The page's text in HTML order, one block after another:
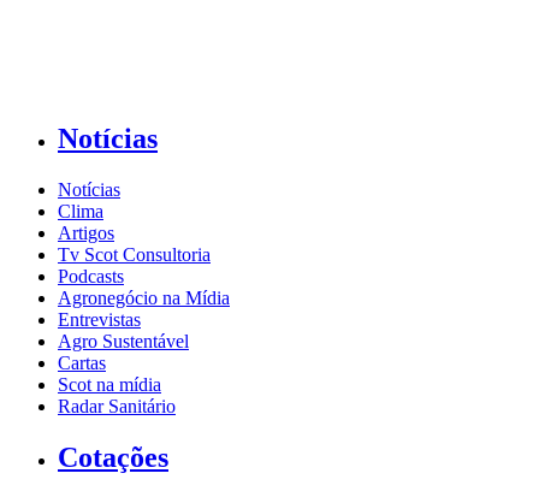
Notícias
Notícias
Clima
Artigos
Tv Scot Consultoria
Podcasts
Agronegócio na Mídia
Entrevistas
Agro Sustentável
Cartas
Scot na mídia
Radar Sanitário
Cotações